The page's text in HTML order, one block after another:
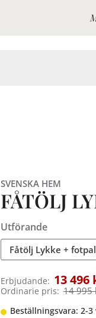
SVENSKA HEM
FÅTÖLJ
Utförande
Fåtölj Lykke +
Erbjudande: 13 496
Ordinarie pris: 14 995
Beställningsvara: 2-3